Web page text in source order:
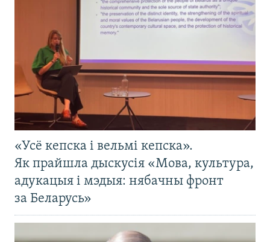
«Усё кепска і вельмі кепска».
Як прайшла дыскусія «Мова, культура,
адукацыя і мэдыя: нябачны фронт
за Беларусь»